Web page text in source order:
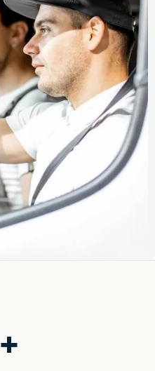
+